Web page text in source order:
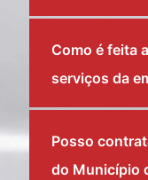
Como é feita
serviços da
Posso
do Município